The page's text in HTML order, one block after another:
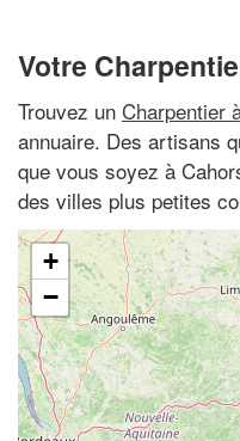
Votre
Trouvez un Charpentier
annuaire. Des artisans
que vous soyez à
des villes plus petites
+
−